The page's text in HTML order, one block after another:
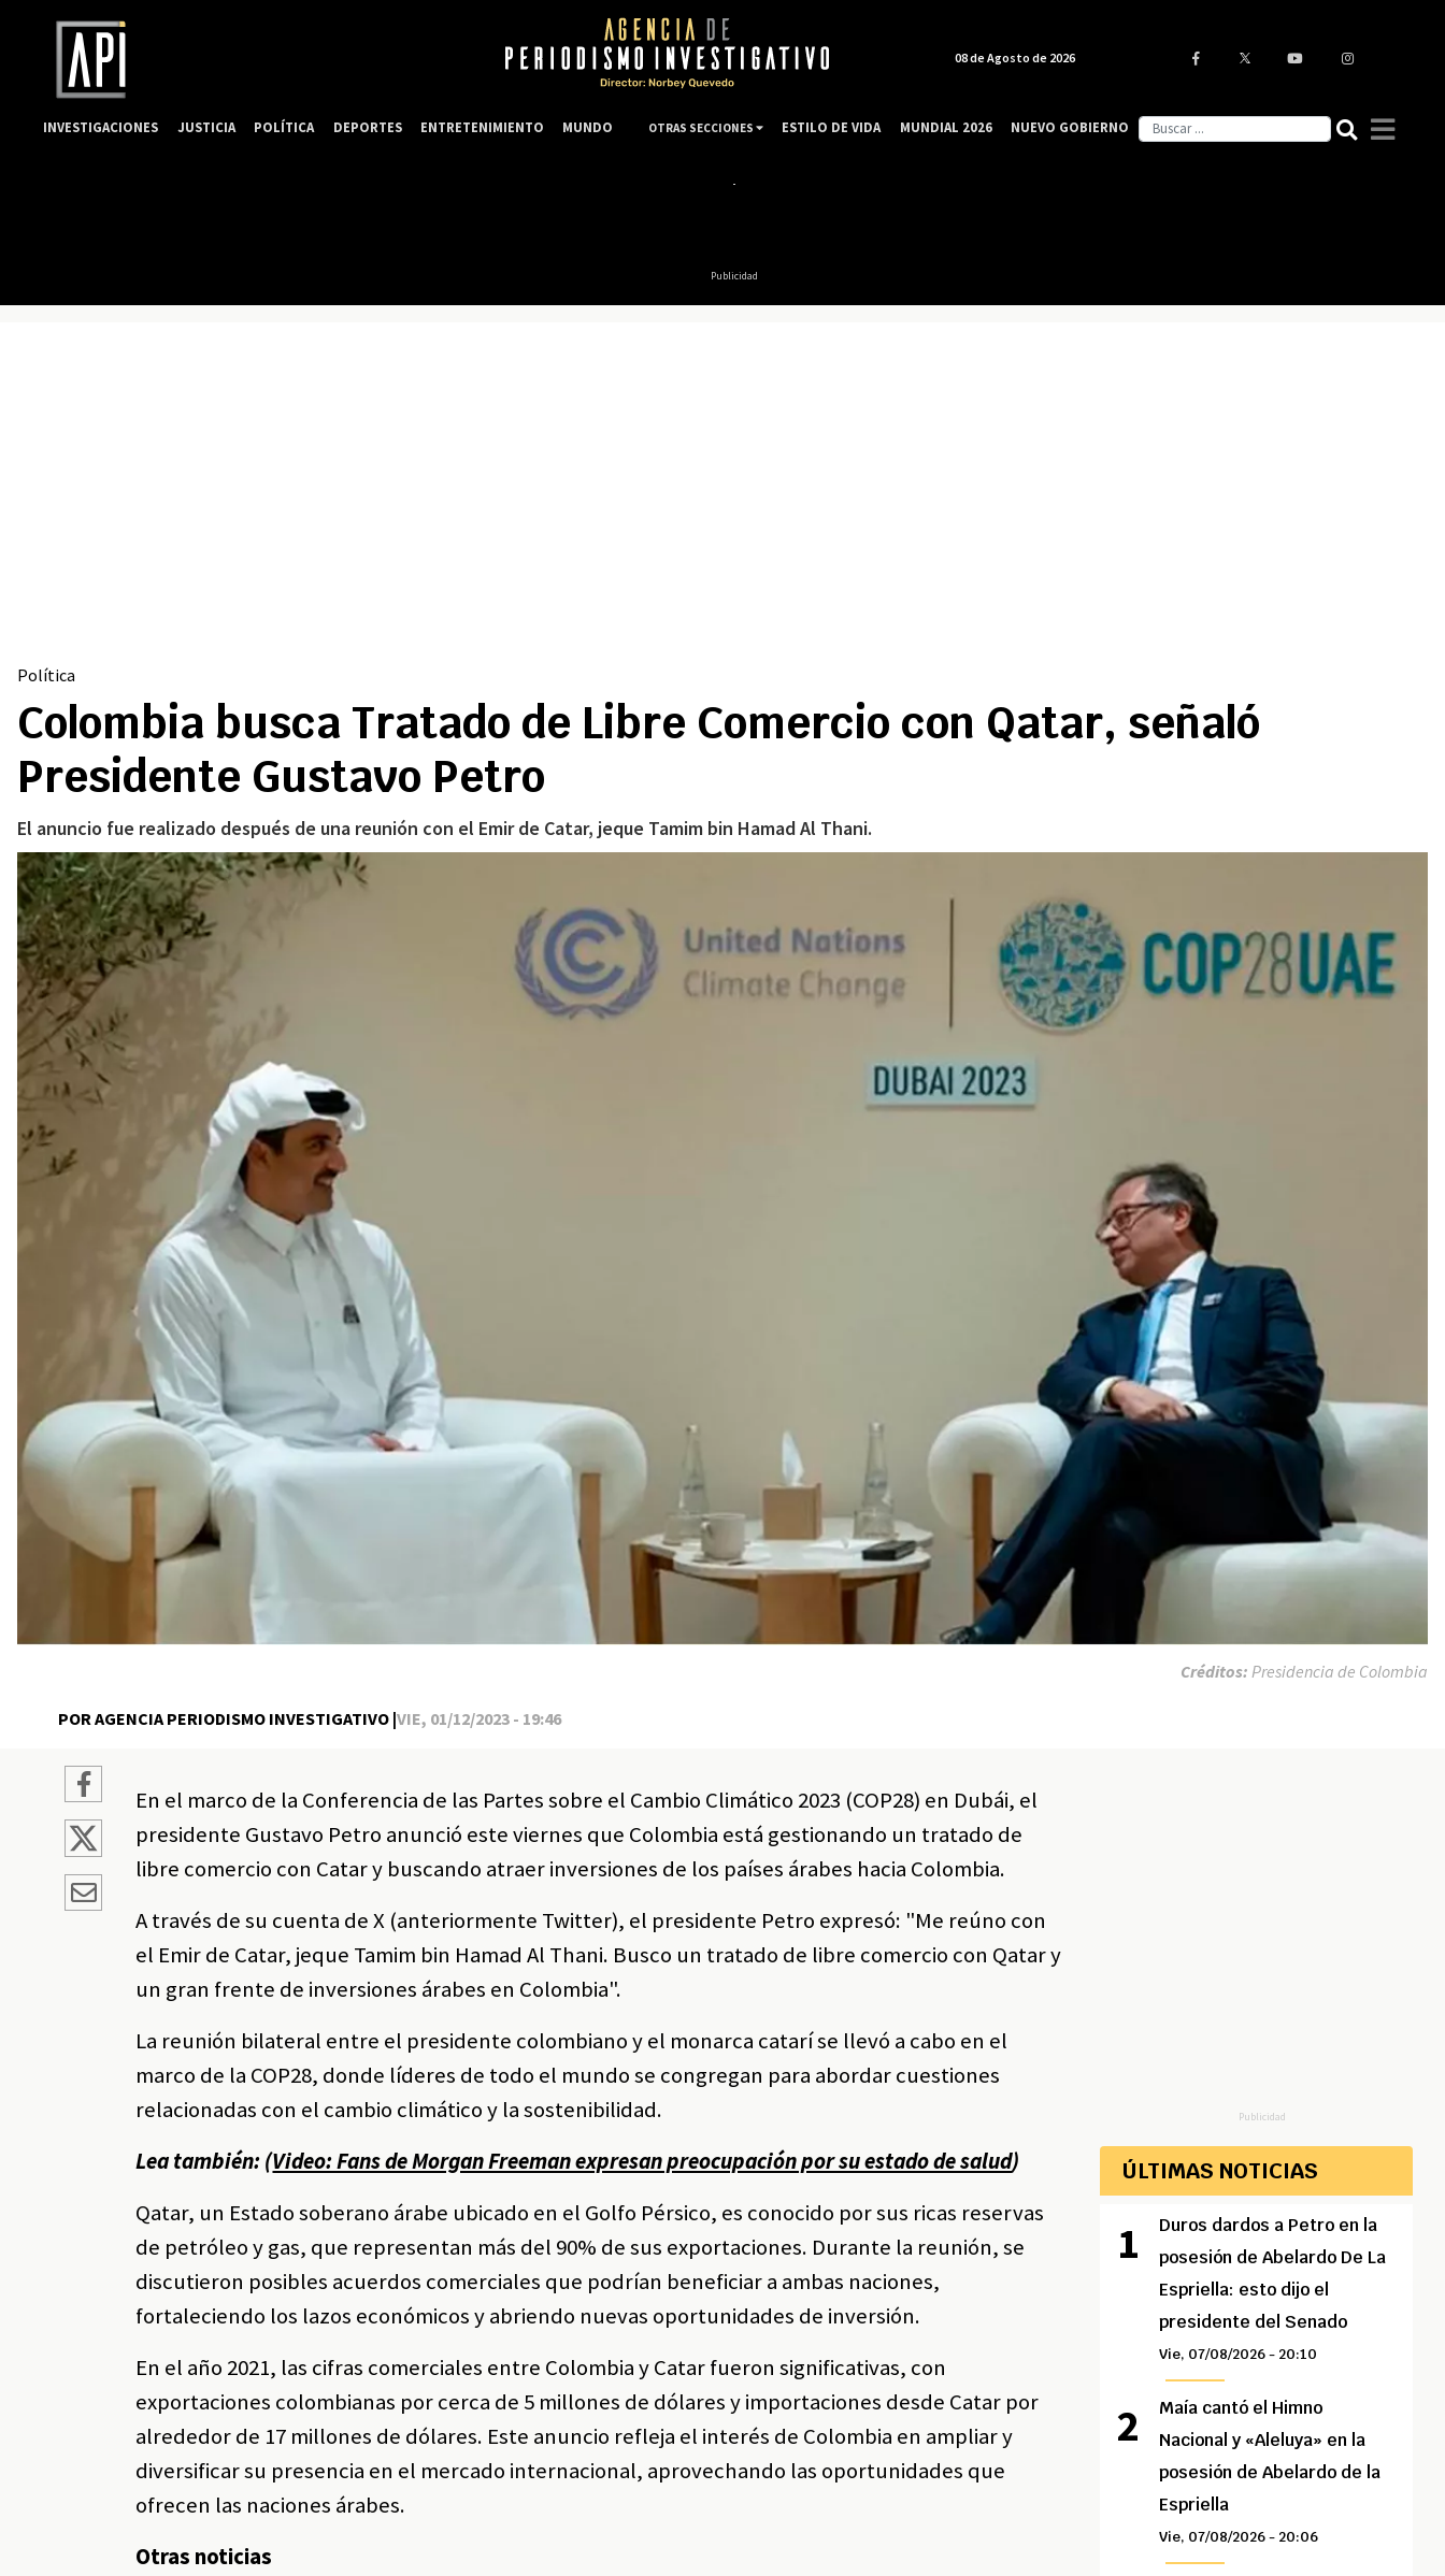
Publicidad
Política
Colombia busca Tratado de Libre Comercio con Qatar, señaló
Presidente Gustavo Petro
El anuncio fue realizado después de una reunión con el Emir de Catar, jeque Tamim bin Hamad Al Thani.
POR AGENCIA PERIODISMO INVESTIGATIVO |VIE, 01/12/2023 - 19:46
Créditos: Presidencia de Colombia
En el marco de la Conferencia de las Partes sobre el Cambio Climático 2023 (COP28) en Dubái, el
presidente Gustavo Petro anunció este viernes que Colombia está gestionando un tratado de
libre comercio con Catar y buscando atraer inversiones de los países árabes hacia Colombia.
A través de su cuenta de X (anteriormente Twitter), el presidente Petro expresó: "Me reúno con
el Emir de Catar, jeque Tamim bin Hamad Al Thani. Busco un tratado de libre comercio con Qatar y
un gran frente de inversiones árabes en Colombia".
La reunión bilateral entre el presidente colombiano y el monarca catarí se llevó a cabo en el
marco de la COP28, donde líderes de todo el mundo se congregan para abordar cuestiones
relacionadas con el cambio climático y la sostenibilidad.
Lea también: (Video: Fans de Morgan Freeman expresan preocupación por su estado de salud)
Qatar, un Estado soberano árabe ubicado en el Golfo Pérsico, es conocido por sus ricas reservas
de petróleo y gas, que representan más del 90% de sus exportaciones. Durante la reunión, se
discutieron posibles acuerdos comerciales que podrían beneficiar a ambas naciones,
fortaleciendo los lazos económicos y abriendo nuevas oportunidades de inversión.
En el año 2021, las cifras comerciales entre Colombia y Catar fueron significativas, con
exportaciones colombianas por cerca de 5 millones de dólares y importaciones desde Catar por
alrededor de 17 millones de dólares. Este anuncio refleja el interés de Colombia en ampliar y
diversificar su presencia en el mercado internacional, aprovechando las oportunidades que
ofrecen las naciones árabes.
Otras noticias
Publicidad
ÚLTIMAS NOTICIAS
Duros dardos a Petro en la
posesión de Abelardo De La
Espriella: esto dijo el
presidente del Senado
Vie, 07/08/2026 - 20:10
Maía cantó el Himno
Nacional y «Aleluya» en la
posesión de Abelardo de la
Espriella
Vie, 07/08/2026 - 20:06
08 de Agosto de 2026
INVESTIGACIONES JUSTICIA POLÍTICA DEPORTES ENTRETENIMIENTO MUNDO OTRAS SECCIONES ESTILO DE VIDA MUNDIAL 2026 NUEVO GOBIERNO